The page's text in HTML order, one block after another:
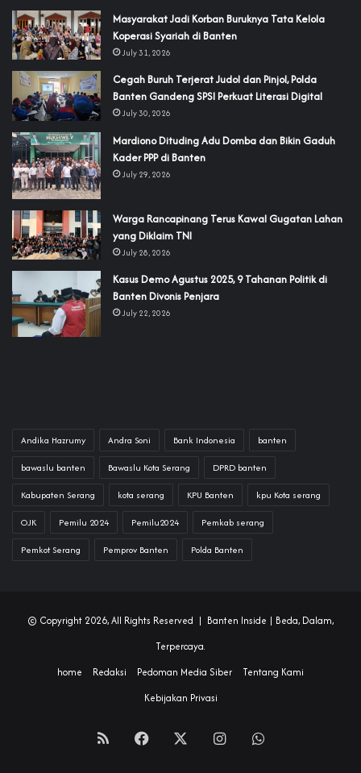
‎Masyarakat Jadi Korban Buruknya Tata Kelola
Koperasi Syariah di Banten
July 31, 2026
Cegah Buruh Terjerat Judol dan Pinjol, Polda
Banten Gandeng SPSI Perkuat Literasi Digital
July 30, 2026
‎Mardiono Dituding Adu Domba dan Bikin Gaduh
Kader PPP di Banten
July 29, 2026
‎Warga Rancapinang Terus Kawal Gugatan Lahan
yang Diklaim TNI‎‎
July 28, 2026
‎Kasus Demo Agustus 2025, 9 Tahanan Politik di
Banten Divonis Penjara
July 22, 2026
Andika Hazrumy Andra Soni Bank Indonesia banten
bawaslu banten Bawaslu Kota Serang DPRD banten
Kabupaten Serang kota serang KPU Banten kpu Kota serang
OJK Pemilu 2024 Pemilu2024 Pemkab serang
Pemkot Serang Pemprov Banten Polda Banten
© Copyright 2026, All Rights Reserved | Banten Inside | Beda, Dalam,
Terpercaya.
home
Redaksi Pedoman Media Siber
Tentang Kami
Kebijakan Privasi
RSS Facebook InstagramWhatsApp